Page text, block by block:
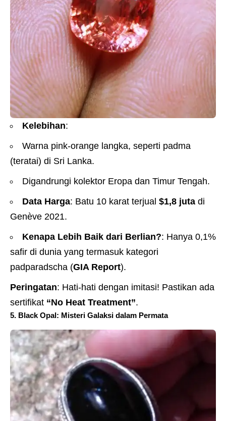
Kelebihan:
Warna pink-orange langka, seperti padma
(teratai) di Sri Lanka.
Digandrungi kolektor Eropa dan Timur Tengah.
Data Harga: Batu 10 karat terjual $1,8 juta di
Genève 2021.
Kenapa Lebih Baik dari Berlian?: Hanya 0,1%
safir di dunia yang termasuk kategori
padparadscha (GIA Report).
Peringatan: Hati-hati dengan imitasi! Pastikan ada
sertifikat “No Heat Treatment”.
5. Black Opal: Misteri Galaksi dalam Permata